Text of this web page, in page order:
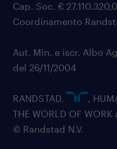
Cap. Soc. €
Coordinamento
Aut. Min. e iscr. Albo
del 26/11/2004
RANDSTAD,
,
THE WORLD OF
© Randstad N.V.